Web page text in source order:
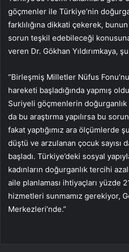
göçmenler ile Türkiye’nin
farklılığına dikkati çekerek,
sorun teşkil edebileceği
veren Dr. Gökhan Yıldırımkaya,
“Birleşmiş Milletler Nüfus
hareketi başladığında yapmış
Suriyeli göçmenlerin doğurganlık
da bu araştırma yapılırsa bu
fakat yaptığımız ara ölçümlerde
düştü ve arzulanan çocuk sayısı
başladı. Türkiye’deki sosyal
kadınların doğurganlık tercihi
aile planlaması ihtiyaçları yüzde
hizmetleri sunmamız gerekiyor,
Merkezleri’nde.”